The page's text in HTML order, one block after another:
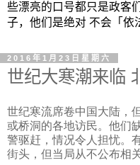
些漂亮的口号都只是政客
子，他们是绝对 不会「依
2016年1月23日星期六
世纪大寒潮来临
世纪寒流席卷中国大陆，
或桥洞的各地访民。他们
警驱赶，情况令人担忧。
街头，但当局从不公布相